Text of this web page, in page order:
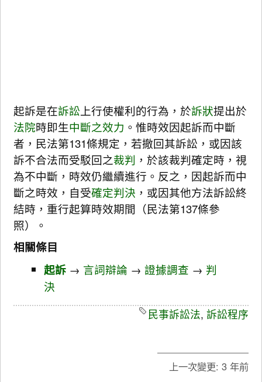
起訴是在訴訟 上行使權利的行為，於訴狀提出於
法院時即生中斷之效力 。惟時效因起訴而中斷
者，民法第131條規定，若撤回其訴訟，或因該
訴不合法而受駁回之裁判 ，於該裁判確定時，視
為不中斷，時效仍繼續進行。反之，因起訴而中
斷之時效，自受確定判決 ，或因其他方法訴訟終
結時，重行起算時效期間（民法第137條參
照）。
相關條目
起訴→ 言詞辯論 → 證據調查 → 判
決
民事訴訟法, 訴訟程序
上一次變更: 3 年前